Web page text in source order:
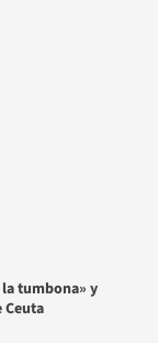
la tumbona» y